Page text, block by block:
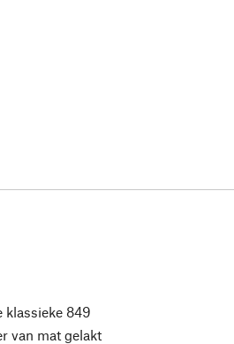
klassieke 849
van mat gelakt